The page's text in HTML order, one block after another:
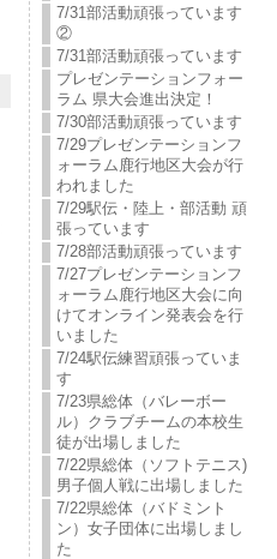
7/31部活動頑張っています
②
7/31部活動頑張っています
プレゼンテーションフォー
ラム 県大会進出決定！
7/30部活動頑張っています
7/29プレゼンテーションフ
ォーラム鹿行地区大会が行
われました
7/29駅伝・陸上・部活動 頑
張っています
7/28部活動頑張っています
7/27プレゼンテーションフ
ォーラム鹿行地区大会に向
けてオンライン発表会を行
いました
7/24駅伝練習頑張っていま
す
7/23県総体（バレーボー
ル）クラブチームの本校生
徒が出場しました
7/22県総体（ソフトテニス)
男子個人戦に出場しました
7/22県総体（バドミント
ン）女子団体に出場しまし
た